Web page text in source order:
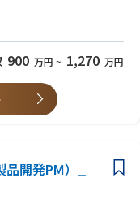
を担う。
ることを確保する。
ステム、およびプロセスを
、直面する課題を管理し
ルオペレーション部長を
優先順位付けのもとで業
900 万円 ~ 1,270 万円
開発PM）_